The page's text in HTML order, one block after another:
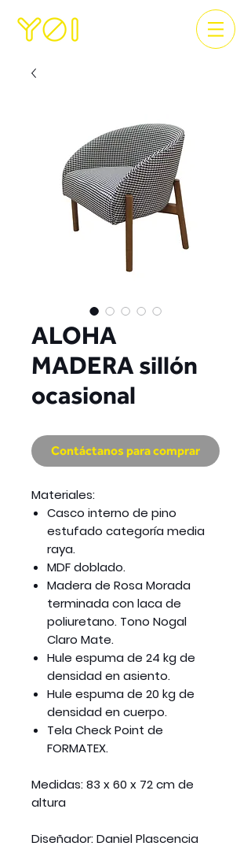
ALOHA
MADERA sillón
ocasional
Contáctanos para comprar
Materiales:
Casco interno de pino
estufado categoría media
raya.
MDF doblado.
Madera de Rosa Morada
terminada con laca de
poliuretano. Tono Nogal
Claro Mate.
Hule espuma de 24 kg de
densidad en asiento.
Hule espuma de 20 kg de
densidad en cuerpo.
Tela Check Point de
FORMATEX.
Medidas: 83 x 60 x 72 cm de
altura
Diseñador: Daniel Plascencia